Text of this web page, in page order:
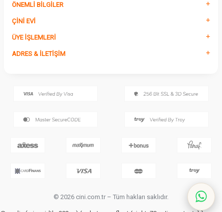
ÖNEMLI BILGILER
ÇINI EVI
ÜYE İŞLEMLERI
ADRES & İLETIŞIM
© 2026 cini.com.tr – Tüm hakları saklıdır.